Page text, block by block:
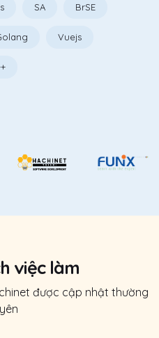
SA BrSE
Vuejs
việc làm
được cập nhật thường